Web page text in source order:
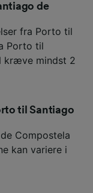
de
fra Porto til
Porto til
kræve mindst 2
til Santiago
Compostela
kan variere i